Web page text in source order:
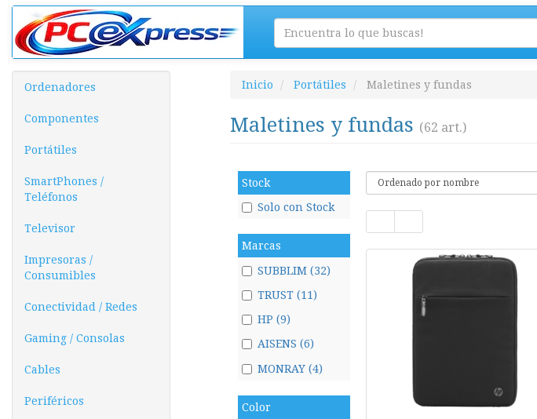
Ordenadores
Componentes
Portátiles
SmartPhones /
Teléfonos
Televisor
Impresoras /
Consumibles
Conectividad / Redes
Gaming / Consolas
Cables
Periféricos
Inicio Portátiles Maletines y fundas
Maletines y fundas (62 art.)
Stock
Solo con Stock
Marcas
SUBBLIM (32)
TRUST (11)
HP (9)
AISENS (6)
MONRAY (4)
Color